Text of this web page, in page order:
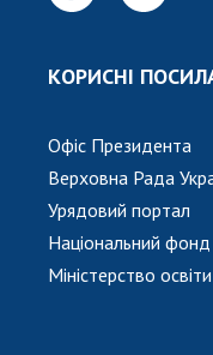
КОРИСНІ
Офіс Президента
Верховна Рада
Урядовий портал
Національний
Міністерство